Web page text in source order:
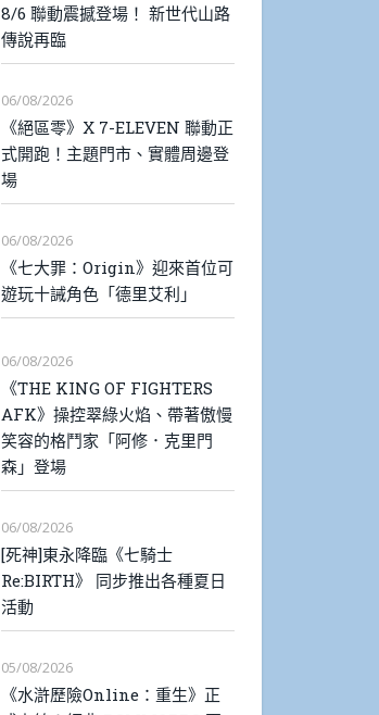
8/6 聯動震撼登場！ 新世代山路
傳說再臨
06/08/2026
《絕區零》X 7-ELEVEN 聯動正
式開跑！主題門市、實體周邊登
場
06/08/2026
《七大罪：Origin》迎來首位可
遊玩十誡角色「德里艾利」
06/08/2026
《THE KING OF FIGHTERS
AFK》操控翠綠火焰、帶著傲慢
笑容的格鬥家「阿修．克里門
森」登場
06/08/2026
[死神]東永降臨《七騎士
Re:BIRTH》 同步推出各種夏日
活動
05/08/2026
《水滸歷險Online：重生》正